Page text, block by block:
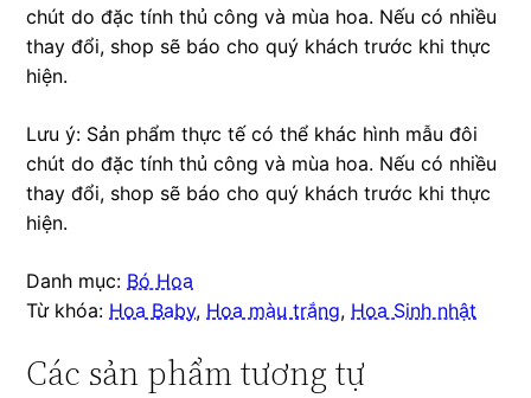
chút do đặc tính thủ công và mùa hoa. Nếu có nhiều
thay đổi, shop sẽ báo cho quý khách trước khi thực
hiện.
Lưu ý: Sản phẩm thực tế có thể khác hình mẫu đôi
chút do đặc tính thủ công và mùa hoa. Nếu có nhiều
thay đổi, shop sẽ báo cho quý khách trước khi thực
hiện.
Danh mục: Bó Hoa
Từ khóa: Hoa Baby, Hoa màu trắng, Hoa Sinh nhật
Các sản phẩm tương tự